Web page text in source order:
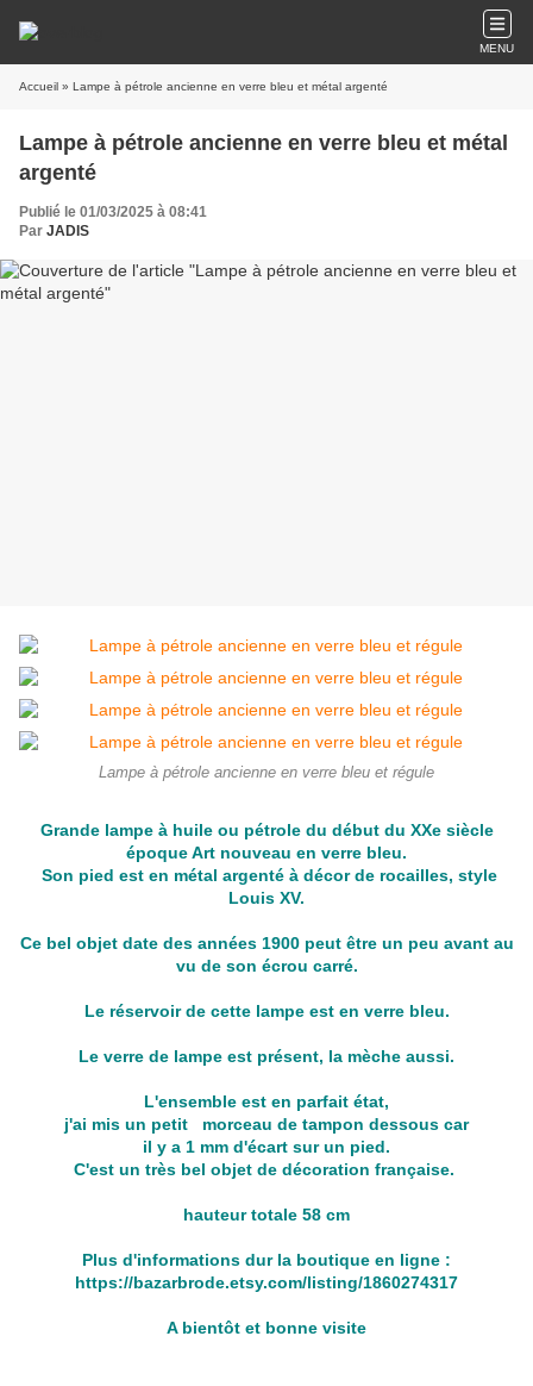
MENU
Accueil » Lampe à pétrole ancienne en verre bleu et métal argenté
Lampe à pétrole ancienne en verre bleu et métal
argenté
Publié le 01/03/2025 à 08:41
Par JADIS
Lampe à pétrole ancienne en verre bleu et régule
Grande lampe à huile ou pétrole du début du XXe siècle
époque Art nouveau en verre bleu.
Son pied est en métal argenté à décor de rocailles, style
Louis XV.
Ce bel objet date des années 1900 peut être un peu avant au
vu de son écrou carré.
Le réservoir de cette lampe est en verre bleu.
Le verre de lampe est présent, la mèche aussi.
L'ensemble est en parfait état,
j'ai mis un petit morceau de tampon dessous car
il y a 1 mm d'écart sur un pied.
C'est un très bel objet de décoration française.
hauteur totale 58 cm
Plus d'informations dur la boutique en ligne :
https://bazarbrode.etsy.com/listing/1860274317
A bientôt et bonne visite